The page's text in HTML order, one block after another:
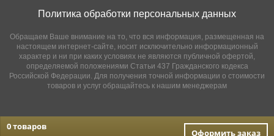
0 товаров
Оформить заказ
Обращаем Ваше внимание на то, что вся информация, размещенная на
настоящем интернет-сайте, носит исключительно информационный
характер и ни при каких условиях не являются публичной офертой,
определяемой положениями Статьи 437 Гражданского кодекса
Российской Федерации. Для получения точной информации о стоимости
товаров и услуг обращайтесь к нашим менеджерам
Политика обработки персональных данных